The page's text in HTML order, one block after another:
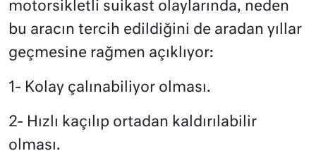
motorsikletli suikast olaylarında, neden
bu aracın tercih edildiğini de aradan yıllar
geçmesine rağmen açıklıyor:
1- Kolay çalınabiliyor olması.
2- Hızlı kaçılıp ortadan kaldırılabilir
olması.